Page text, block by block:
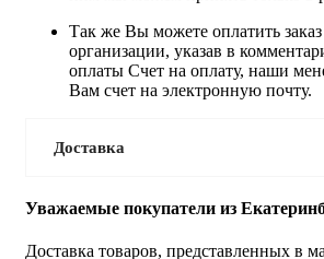
Так же Вы можете оплатить заказ
организации, указав в
оплаты Счет на оплату, наши
Вам счет на электронную почту.
Доставка
Уважаемые покупатели из
Доставка товаров, представленных в